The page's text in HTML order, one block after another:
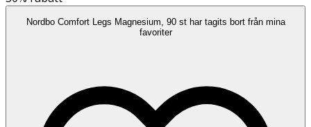
Nordbo Comfort Legs Magnesium, 90 st har tagits bort från mina
favoriter